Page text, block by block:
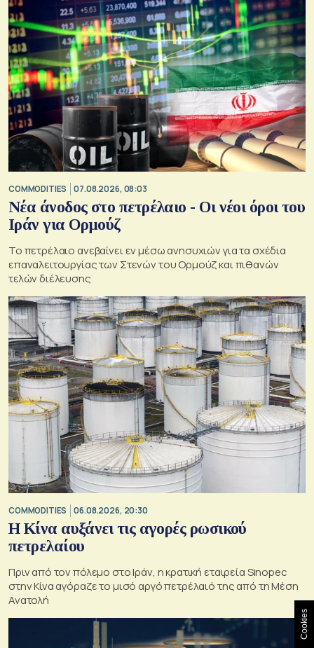
COMMODITIES 07.08.2026, 08:03
Νέα άνοδος στο πετρέλαιο - Οι νέοι όροι του
Ιράν για Ορμούζ
Το πετρέλαιο ανεβαίνει εν μέσω ανησυχιών για τα σχέδια
επαναλειτουργίας των Στενών του Ορμούζ και πιθανών
τελών διέλευσης
COMMODITIES 06.08.2026, 20:30
Η Κίνα αυξάνει τις αγορές ρωσικού
πετρελαίου
Πριν από τον πόλεμο στο Ιράν, η κρατική εταιρεία Sinopec
στην Κίνα αγόραζε το μισό αργό πετρέλαιό της από τη Μέση
Ανατολή
Cookies